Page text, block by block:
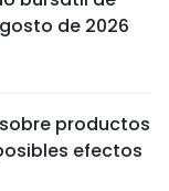
de 2026
productos
efectos